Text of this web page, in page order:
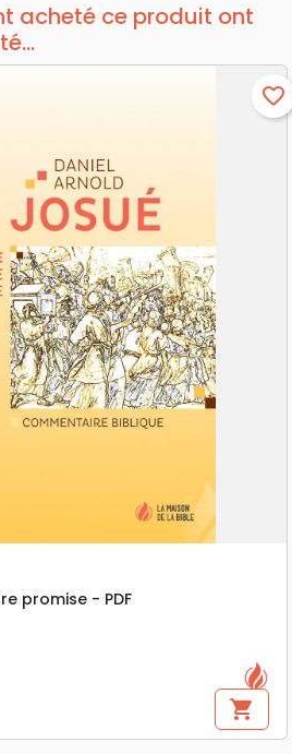
acheté ce produit ont
favorite_border
promise - PDF
shopping_cart